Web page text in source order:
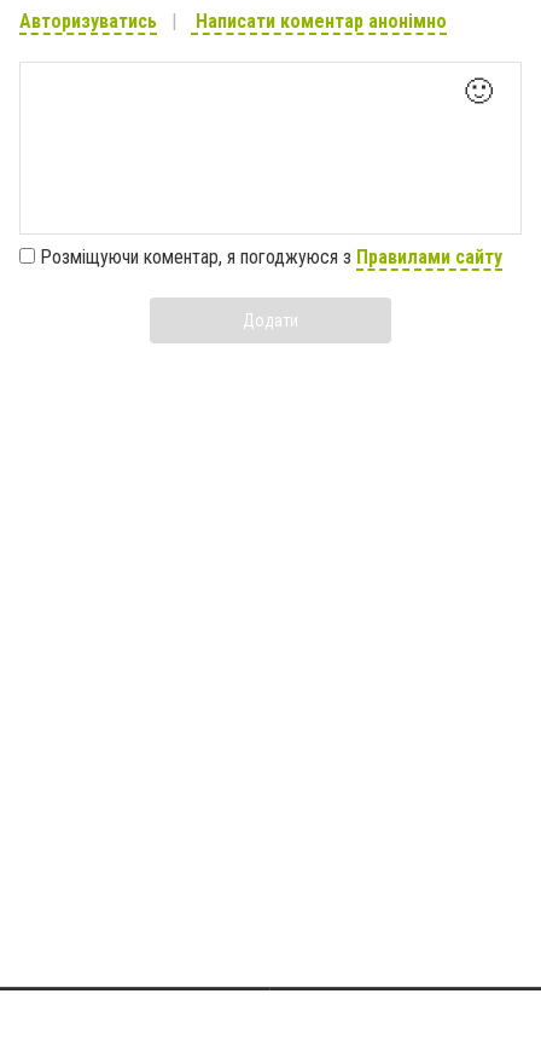
Авторизуватись Написати коментар анонімно
🙂
Розміщуючи коментар, я погоджуюся з Правилами сайту
Додати